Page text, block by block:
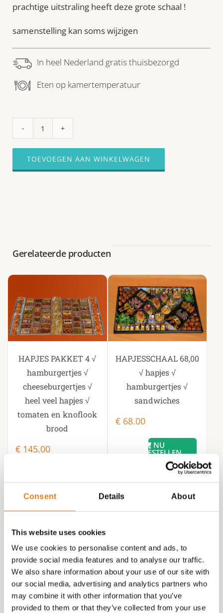
Consent Details About
This website uses cookies
We use cookies to personalise content and ads, to
provide social media features and to analyse our traffic.
We also share information about your use of our site with
our social media, advertising and analytics partners who
may combine it with other information that you’ve
provided to them or that they’ve collected from your use
prachtige uitstraling heeft deze grote schaal !
samenstelling kan soms wijzigen
In heel Nederland gratis thuisbezorgd
Eten op kamertemperatuur
HAPJESSCHAAL
64,00
"veelzijdig"
aantal
TOEVOEGEN AAN WINKELWAGEN
Gerelateerde producten
HAPJES PAKKET 4 √
hamburgertjes √
cheeseburgertjes √
heel veel hapjes √
tomaten en knoflook
brood
€ 145.00
HAPJESSCHAAL 68,00
√ hapjes √
hamburgertjes √
sandwiches
€ 68.00
Borrel
HAPJESSCHAAL INCL